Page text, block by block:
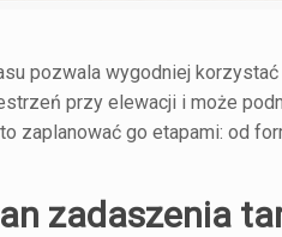
pozwala wygodniej
przy elewacji i może
zaplanować go etapami: od
zadaszenia